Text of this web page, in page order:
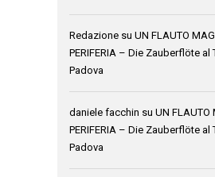
Redazione su UN FLAUTO
PERIFERIA – Die Zauberflöte al
Padova
daniele facchin su UN FLAUTO
PERIFERIA – Die Zauberflöte al
Padova